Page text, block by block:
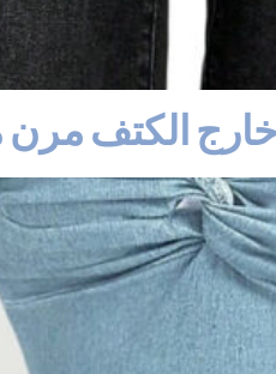
خارج الكتف